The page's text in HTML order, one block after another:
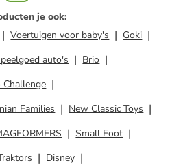
je ook:
Voertuigen voor baby's
Goki
auto's
Brio
Challenge
Families
New Classic Toys
Small Foot
Disney